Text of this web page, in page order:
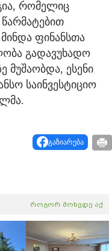
რომელიც
ფინანსთა
გადავუხადო
მუშაობდა, ესენი
საინვესტიციო
გაზიარება
როგორ მოხვდე აქ